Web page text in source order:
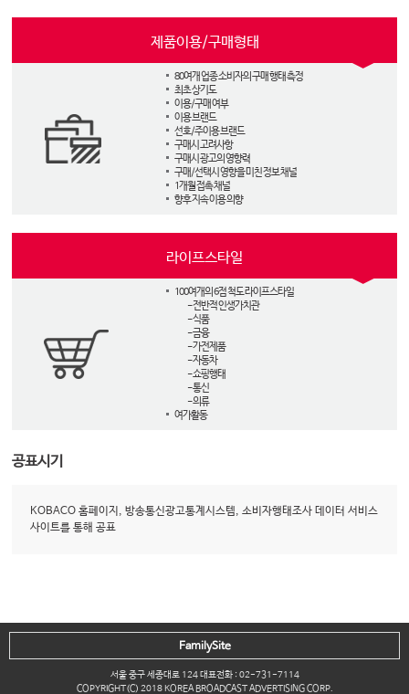
제품이용/구매형태
80여개 업종 소비자의 구매 행태 측정
최초 상기도
이용/구매 여부
이용 브랜드
선호/주이용 브랜드
구매시 고려사항
구매시 광고의 영향력
구매/선택시 영향을 미친 정보 채널
1개월 접촉 채널
향후 지속 이용 의향
라이프스타일
100여개의 6점 척도 라이프스타일
- 전반적 인생가치관
- 식품
- 금융
- 가전제품
- 자동차
- 쇼핑행태
- 통신
- 의류
여가활동
공표시기
KOBACO 홈페이지, 방송통신광고통계시스템, 소비자행태조사 데이터 서비스
사이트를 통해 공표
서울 중구 세종대로 124 대표전화 : 02-731-7114
COPYRIGHT(C) 2018 KOREA BROADCAST ADVERTISING CORP.
FamilySite